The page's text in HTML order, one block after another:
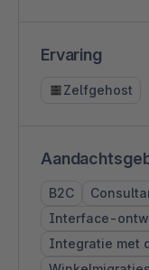
Ervaring
Zelfgehost
B2C
Interface-
Integratie met